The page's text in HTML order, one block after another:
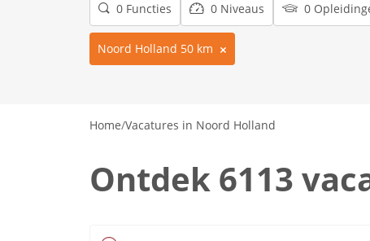
0 Functies 0 Niveaus 0
Noord Holland 50 km
Home/Vacatures in Noord Holland
Ontdek 6113